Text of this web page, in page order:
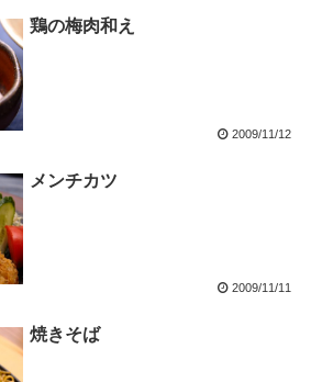
鶏の梅肉和え
2009/11/12
メンチカツ
2009/11/11
焼きそば